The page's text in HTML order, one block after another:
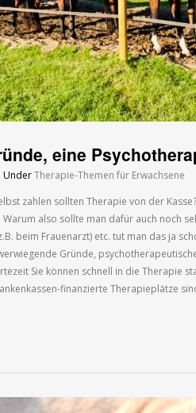
eine
UnderTherapie-Themen für Erwachsene
zahlen sollten Therapie von der
also sollte man dafür auch noch
beim Frauenarzt) etc. tut man das ja
Gründe,
Sie können schnell in die Therapie
finanzierte Therapieplätze